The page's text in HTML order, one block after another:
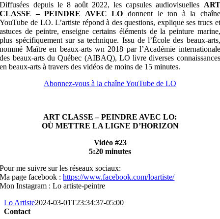
Diffusées depuis le 8 août 2022, les capsules audiovisuelles ART
CLASSE – PEINDRE AVEC LO donnent le ton à la chaîne
YouTube de LO. L’artiste répond à des questions, explique ses trucs et
astuces de peintre, enseigne certains éléments de la peinture marine,
plus spécifiquement sur sa technique. Issu de l’École des beaux-arts,
nommé Maître en beaux-arts wn 2018 par l’Académie internationale
des beaux-arts du Québec (AIBAQ), LO livre diverses connaissances
en beaux-arts à travers des vidéos de moins de 15 minutes.
Abonnez-vous à la chaîne YouTube de LO
ART CLASSE – PEINDRE AVEC LO:
OÙ METTRE LA LIGNE D’HORIZON
Vidéo #23
5:20 minutes
Pour me suivre sur les réseaux sociaux:
Ma page facebook :https://www.facebook.com/loartiste/
Mon Instagram : Lo artiste-peintre
Lo Artiste2024-03-01T23:34:37-05:00
Contact